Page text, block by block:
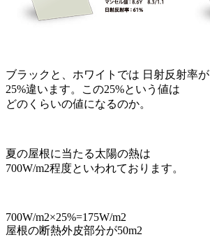
ブラックと、ホワイトでは 日射反射率が
25%違います。この25%という値は
どのくらいの値になるのか。
夏の屋根に当たる太陽の熱は
700W/m2程度といわれております。
700W/m2×25%=175W/m2
屋根の断熱外皮部分が50m2